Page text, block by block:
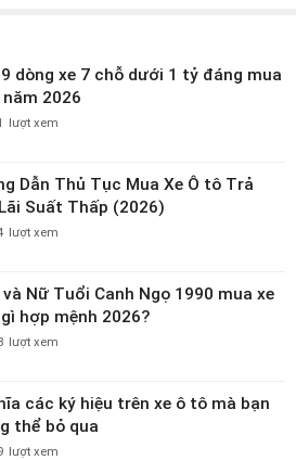
dòng xe 7 chỗ dưới 1 tỷ đáng mua
2026
lượt xem
Dẫn Thủ Tục Mua Xe Ô tô Trả
Suất Thấp (2026)
lượt xem
và Nữ Tuổi Canh Ngọ 1990 mua xe
hợp mệnh 2026?
lượt xem
các ký hiệu trên xe ô tô mà bạn
thể bỏ qua
lượt xem